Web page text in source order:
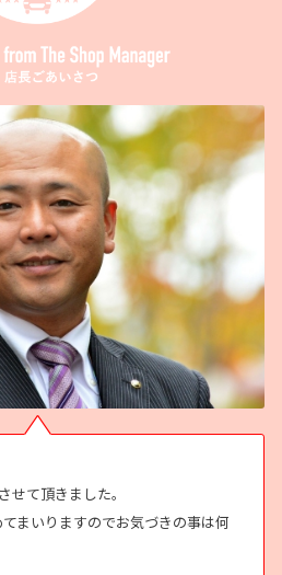
せて頂きました。
まいりますのでお気づきの事は何